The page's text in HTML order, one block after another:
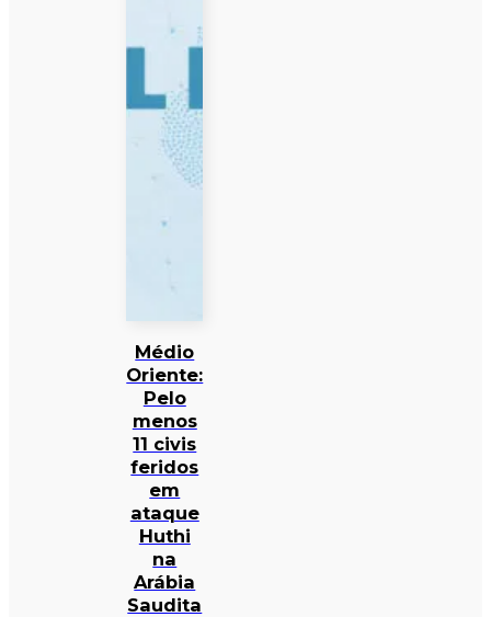
Médio
Oriente:
Pelo
menos
11 civis
feridos
em
ataque
Huthi
na
Arábia
Saudita